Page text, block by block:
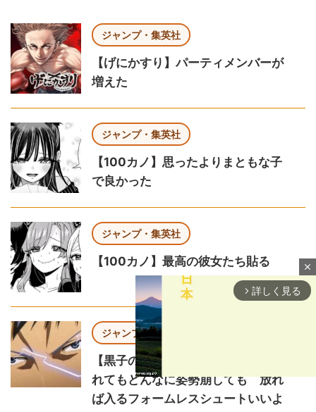
ジャンプ・集英社
【げにかすり】パーティメンバーが
増えた
ジャンプ・集英社
【100カノ】思ったよりまともな子
で良かった
ジャンプ・集英社
【100カノ】最高の彼女たち貼る
ジャンプ・集英社
【黒子のバスケ】どれだけ追い込ま
れてもどんなに姿勢崩しても 放れ
ば入るフォームレスシュートいいよ
close
arrow_forward_ios 詳しく見る